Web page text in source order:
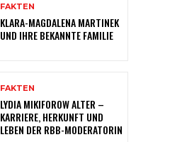
FAKTEN
KLARA-MAGDALENA MARTINEK
UND IHRE BEKANNTE FAMILIE
FAKTEN
LYDIA MIKIFOROW ALTER –
KARRIERE, HERKUNFT UND
LEBEN DER RBB-MODERATORIN